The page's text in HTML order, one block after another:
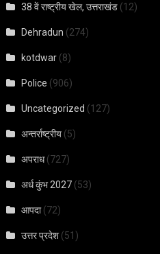
38 वें राष्ट्रीय खेल, उत्तराखंड (12)
Dehradun (274)
kotdwar (8)
Police (906)
Uncategorized (127)
अन्तर्राष्ट्रीय (5)
अपराध(727)
अर्ध कुंभ 2027 (53)
आपदा(72)
उत्तर प्रदेश (51)